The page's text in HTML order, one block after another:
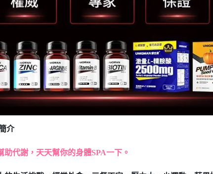
介
助代謝，天天幫你的身體SPA一下。